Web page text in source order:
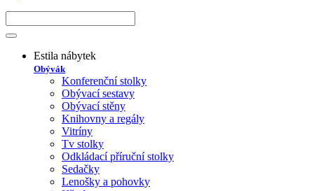
Estila nábytek
Obývák
Konferenční stolky
Obývací sestavy
Obývací stěny
Knihovny a regály
Vitríny
Tv stolky
Odkládací příruční stolky
Sedačky
Lenošky a pohovky